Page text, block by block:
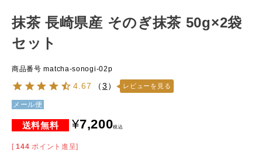
抹茶 長崎県産 そのぎ抹茶 50g×2袋
セット
商品番号 matcha-sonogi-02p
4.67 （3 ） レビューを見る
メール便
¥7,200税込
[ 144 ポイント進呈]